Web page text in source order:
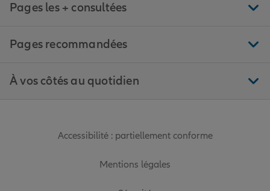
Pages les + consultées
Pages recommandées
À vos côtés au quotidien
Accessibilité : partiellement conforme
Mentions légales